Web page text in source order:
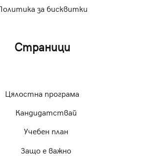
Политика за бисквитки
Страници
Цялостна програма
Кандидатствай
Учебен план
Защо е важно